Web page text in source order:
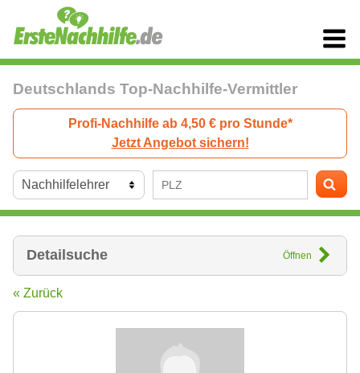
Deutschlands Top-Nachhilfe-Vermittler
Profi-Nachhilfe ab 4,50 € pro Stunde*
Jetzt Angebot sichern!
Detailsuche Öffnen
« Zurück